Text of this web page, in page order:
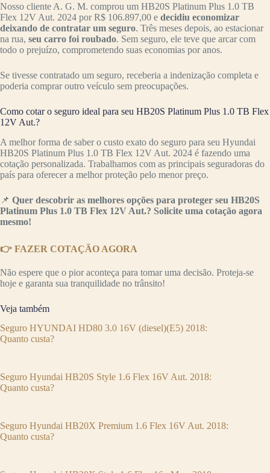
Nosso cliente A. G. M. comprou um HB20S Platinum Plus 1.0 TB
Flex 12V Aut. 2024 por R$ 106.897,00 e decidiu economizar
deixando de contratar um seguro. Três meses depois, ao estacionar
na rua, seu carro foi roubado. Sem seguro, ele teve que arcar com
todo o prejuízo, comprometendo suas economias por anos.
Se tivesse contratado um seguro, receberia a indenização completa e
poderia comprar outro veículo sem preocupações.
Como cotar o seguro ideal para seu HB20S Platinum Plus 1.0 TB Flex
12V Aut.?
A melhor forma de saber o custo exato do seguro para seu Hyundai
HB20S Platinum Plus 1.0 TB Flex 12V Aut. 2024 é fazendo uma
cotação personalizada. Trabalhamos com as principais seguradoras do
país para oferecer a melhor proteção pelo menor preço.
📌 Quer descobrir as melhores opções para proteger seu HB20S
Platinum Plus 1.0 TB Flex 12V Aut.? Solicite uma cotação agora
mesmo!
👉 FAZER COTAÇÃO AGORA
Não espere que o pior aconteça para tomar uma decisão. Proteja-se
hoje e garanta sua tranquilidade no trânsito!
Veja também
Seguro HYUNDAI HD80 3.0 16V (diesel)(E5) 2018:
Quanto custa?
Seguro Hyundai HB20S Style 1.6 Flex 16V Aut. 2018:
Quanto custa?
Seguro Hyundai HB20X Premium 1.6 Flex 16V Aut. 2018:
Quanto custa?